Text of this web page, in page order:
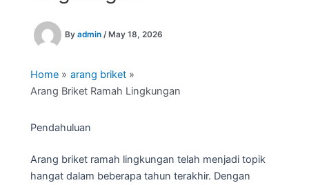
By admin / May 18, 2026
Home
arang briket
Arang Briket Ramah Lingkungan
Pendahuluan
Arang briket ramah lingkungan telah menjadi topik
hangat dalam beberapa tahun terakhir. Dengan